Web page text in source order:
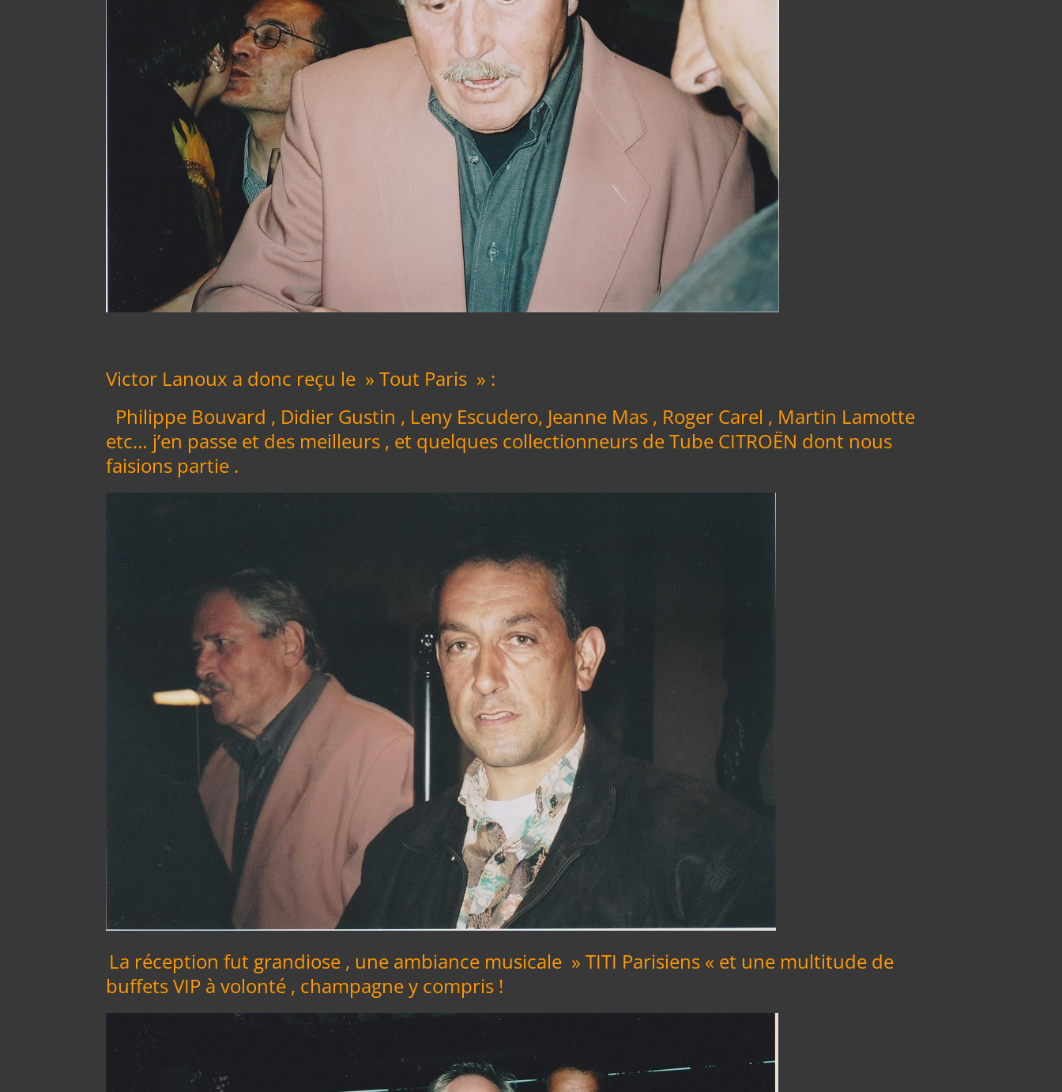
Victor Lanoux a donc reçu le » Tout Paris » :
Philippe Bouvard , Didier Gustin , Leny Escudero, Jeanne Mas , Roger Carel , Martin Lamotte
etc… j’en passe et des meilleurs , et quelques collectionneurs de Tube CITROËN dont nous
faisions partie .
La réception fut grandiose , une ambiance musicale » TITI Parisiens « et une multitude de
buffets VIP à volonté , champagne y compris !